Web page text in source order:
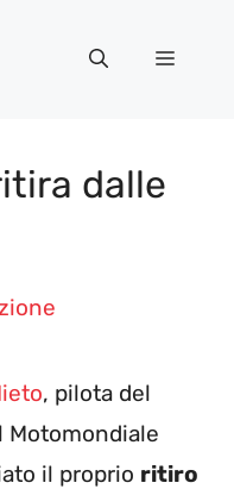
Menu
dalle
, pilota del
Motomondiale
il proprio ritiro